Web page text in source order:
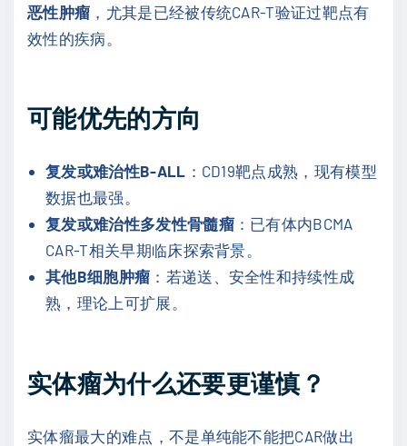
恶性肿瘤 ，尤其是已经被传统CAR-T验证过靶点有
效性的疾病。
可能优先的方向
复发或难治性B-ALL ：CD19靶点成熟，现有模型
数据也最强。
复发或难治性多发性骨髓瘤：已有体内BCMA
CAR-T相关早期临床探索背景。
其他B细胞肿瘤 ：若递送、安全性和持续性成
熟，理论上可扩展。
实体瘤为什么还要更谨慎？
实体瘤最大的难点，不是单纯能不能把CAR做出